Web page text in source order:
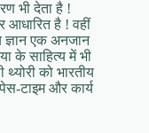
भी देता है !
आधारित है ! वहीं
ज्ञान एक अनजान
के साहित्य में भी
को भारतीय
टाइम और कार्य